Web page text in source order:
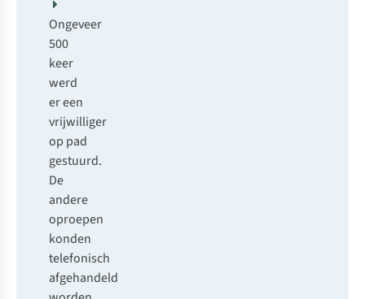
Ongeveer
500
keer
werd
er een
vrijwilliger
op pad
gestuurd.
De
andere
oproepen
konden
telefonisch
afgehandeld